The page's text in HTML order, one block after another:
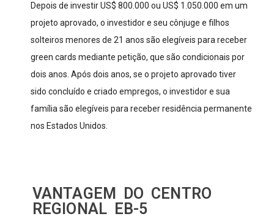
Depois de investir US$ 800.000 ou US$ 1.050.000 em um
projeto aprovado, o investidor e seu cônjuge e filhos
solteiros menores de 21 anos são elegíveis para receber
green cards mediante petição, que são condicionais por
dois anos. Após dois anos, se o projeto aprovado tiver
sido concluído e criado empregos, o investidor e sua
família são elegíveis para receber residência permanente
nos Estados Unidos.
VANTAGEM DO CENTRO
REGIONAL EB-5